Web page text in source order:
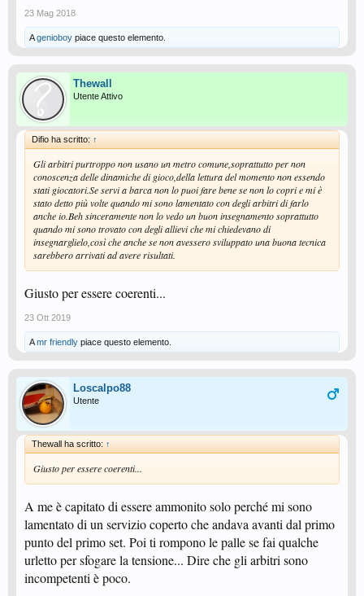
23 Mag 2018
Agenioboy piace questo elemento.
Thewall
Utente Attivo
Difio ha scritto: ↑
Gli arbitri purtroppo non usano un metro comune,soprattutto per non
conoscenza delle dinamiche di gioco,della lettura del momento non essendo
stati giocatori.Se servi a barca non lo puoi fare bene se non lo copri e mi è
stato detto più volte quando mi sono lamentato con degli arbitri di farlo
anche io.Beh sinceramente non lo vedo un buon insegnamento soprattutto
quando mi sono trovato con degli allievi che mi chiedevano di
insegnarglielo,così che anche se non avessero sviluppato una buona tecnica
sarebbero arrivati ad avere risultati.
Giusto per essere coerenti...
23 Ott 2019
Amr friendly piace questo elemento.
Loscalpo88
Utente
Thewall ha scritto: ↑
Giusto per essere coerenti...
A me è capitato di essere ammonito solo perché mi sono
lamentato di un servizio coperto che andava avanti dal primo
punto del primo set. Poi ti rompono le palle se fai qualche
urletto per sfogare la tensione... Dire che gli arbitri sono
incompetenti è poco.